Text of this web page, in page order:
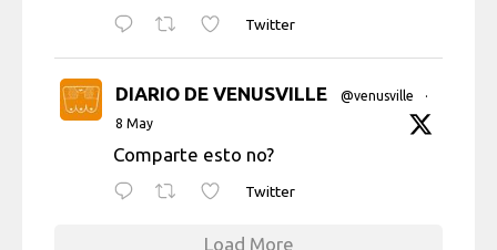
Twitter
DIARIO DE VENUSVILLE @venusville
·
8 May
Comparte esto no?
Twitter
Load More